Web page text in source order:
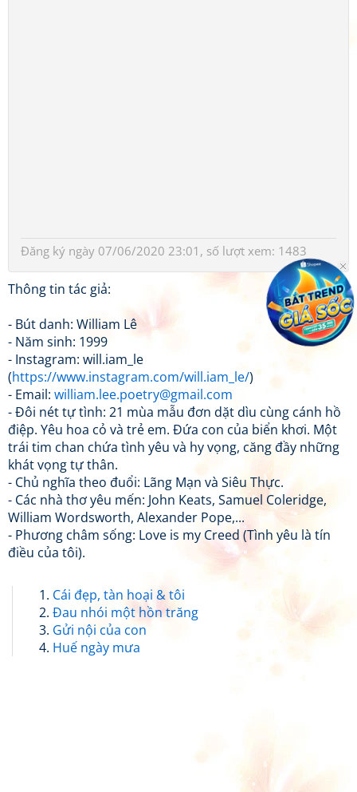
Đăng ký ngày 07/06/2020 23:01, số lượt xem: 1483
Thông tin tác giả:
- Bút danh: William Lê
- Năm sinh: 1999
- Instagram: will.iam_le
(https://www.instagram.com/will.iam_le/)
- Email: william.lee.poetry@gmail.com
- Đôi nét tự tình: 21 mùa mẫu đơn dặt dìu cùng cánh hồ
điệp. Yêu hoa cỏ và trẻ em. Đứa con của biển khơi. Một
trái tim chan chứa tình yêu và hy vọng, căng đầy những
khát vọng tự thân.
- Chủ nghĩa theo đuổi: Lãng Mạn và Siêu Thực.
- Các nhà thơ yêu mến: John Keats, Samuel Coleridge,
William Wordsworth, Alexander Pope,...
- Phương châm sống: Love is my Creed (Tình yêu là tín
điều của tôi).
Cái đẹp, tàn hoại & tôi
Đau nhói một hồn trăng
Gửi nội của con
Huế ngày mưa